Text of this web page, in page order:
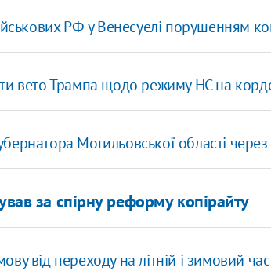
РФ у Венесуелі порушенням
вето Трампа щодо режиму НС на
Могильовської області через
за спірну реформу копірайту
від переходу на літній і зимовий час